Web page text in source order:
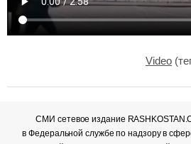
Video
СМИ сетевое издание
в Федеральной службе по надзору в